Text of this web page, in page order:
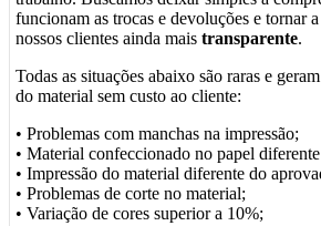
funcionam as trocas e devoluções e tornar a
nossos clientes ainda mais transparente.
Todas as situações abaixo são raras e
do material sem custo ao cliente:
• Problemas com manchas na impressão;
• Material confeccionado no papel
• Impressão do material diferente do
• Problemas de corte no material;
• Variação de cores superior a 10%;